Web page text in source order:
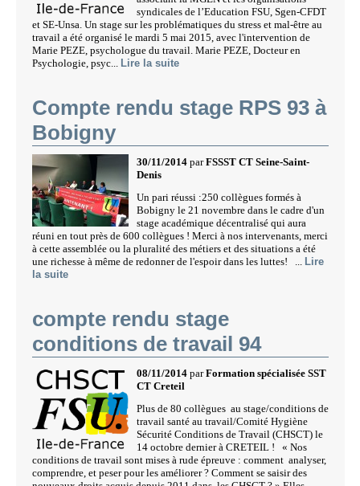
syndicales de l’Education FSU, Sgen-CFDT
et SE-Unsa. Un stage sur les problématiques du stress et mal-être au
travail a été organisé le mardi 5 mai 2015, avec l'intervention de
Marie PEZE, psychologue du travail. Marie PEZE, Docteur en
Psychologie, psyc...
Lire la suite
Compte rendu stage RPS 93 à
Bobigny
30/11/2014 parFSSST CT Seine-Saint-
Denis
Un pari réussi :250 collègues formés à
Bobigny le 21 novembre dans le cadre d'un
stage académique décentralisé qui aura
réuni en tout près de 600 collègues ! Merci à nos intervenants, merci
à cette assemblée ou la pluralité des métiers et des situations a été
une richesse à même de redonner de l'espoir dans les luttes! ...
Lire
la suite
compte rendu stage
conditions de travail 94
08/11/2014 parFormation spécialisée SST
CT Creteil
Plus de 80 collègues au stage/conditions de
travail santé au travail/Comité Hygiène
Sécurité Conditions de Travail (CHSCT) le
14 octobre dernier à CRETEIL ! « Nos
conditions de travail sont mises à rude épreuve : comment analyser,
comprendre, et peser pour les améliorer ? Comment se saisir des